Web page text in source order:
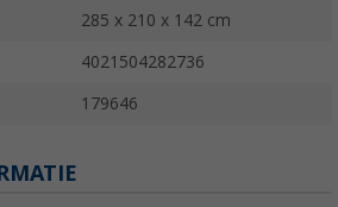
285 x 210 x 142 cm
4021504282736
179646